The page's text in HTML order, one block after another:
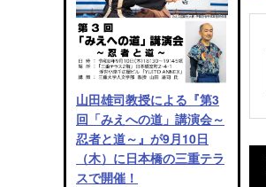
山田雄司教授による『第3
回「みえへの道」講演会～
忍者と道～』が9月10日
（木）に日本橋の三重テラ
スで開催！